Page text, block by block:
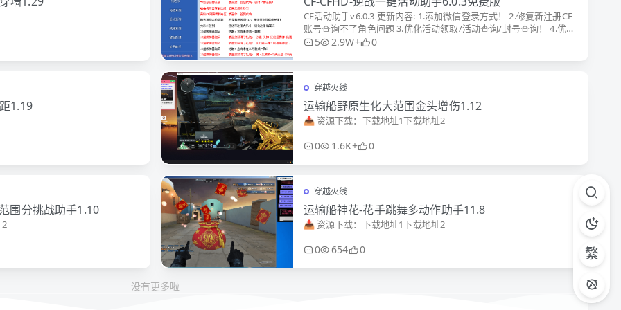
CF活动助手v6.0.3 更新内容: 1.添加微信登录方式！ 2.修复新注册CF
账号查询不了角色问题 3.优化活动领取/活动查询/封号查询！ 4.优化
快捷登录/定时抢领/综合查
5 2.9W+ 0
1.19
穿越火线
运输船野原生化大范围金头增伤1.12
📥 资源下载：下载地址1下载地址2
0 1.6K+ 0
围分挑战助手1.10
穿越火线
运输船神花-花手跳舞多动作助手11.8
📥 资源下载：下载地址1下载地址2
0 654 0
没有更多啦
繁